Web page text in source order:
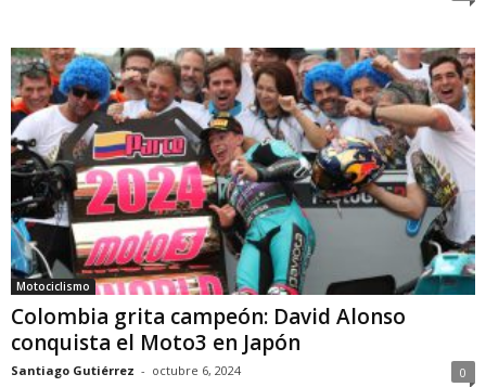
Motociclismo
Colombia grita campeón: David Alonso
conquista el Moto3 en Japón
Santiago Gutiérrez - octubre 6, 2024 0